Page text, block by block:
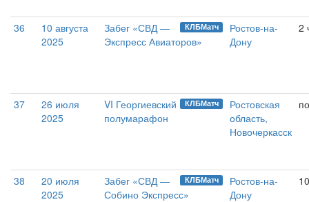
36
10 августа
2025
КЛБМатч
Забег «СВД —
Экспресс Авиаторов»
Ростов-на-
Дону
2
37
26 июля
2025
КЛБМатч
VI Георгиевский
полумарафон
Ростовская
область,
Новочеркасск
38
20 июля
2025
КЛБМатч
Забег «СВД —
Собино Экспресс»
Ростов-на-
Дону